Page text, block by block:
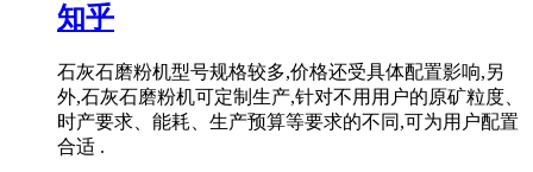
知乎
石灰石磨粉机型号规格较多,价格还受具体配置影响,另
外,石灰石磨粉机可定制生产,针对不用用户的原矿粒度、
时产要求、能耗、生产预算等要求的不同,可为用户配置
合适 .